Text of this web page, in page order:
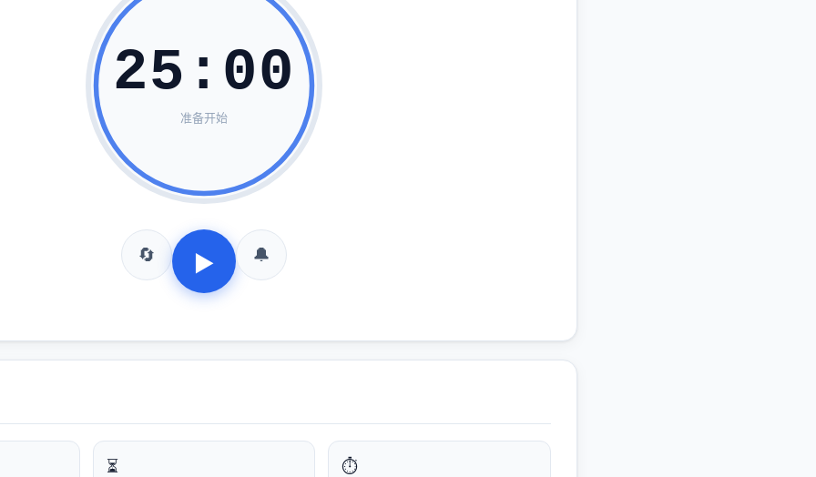
25:00
准备开始
🔄 ▶ 🔔
⏳ ⏱️